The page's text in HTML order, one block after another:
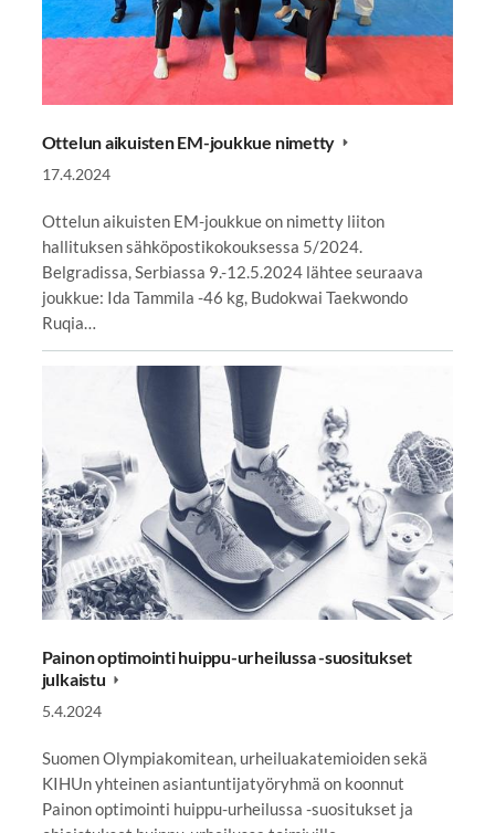
Ottelun aikuisten EM-joukkue nimetty
17.4.2024
Ottelun aikuisten EM-joukkue on nimetty liiton
hallituksen sähköpostikokouksessa 5/2024.
Belgradissa, Serbiassa 9.-12.5.2024 lähtee seuraava
joukkue: Ida Tammila -46 kg, Budokwai Taekwondo
Ruqia…
Painon optimointi huippu-urheilussa -suositukset
julkaistu
5.4.2024
Suomen Olympiakomitean, urheiluakatemioiden sekä
KIHUn yhteinen asiantuntijatyöryhmä on koonnut
Painon optimointi huippu-urheilussa -suositukset ja